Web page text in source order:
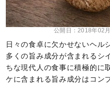
公開日：2018年02
日々の食卓に欠かせないヘル
多くの旨み成分が含まれるシ
ちな現代人の食事に積極的に
ケに含まれる旨み成分はコン